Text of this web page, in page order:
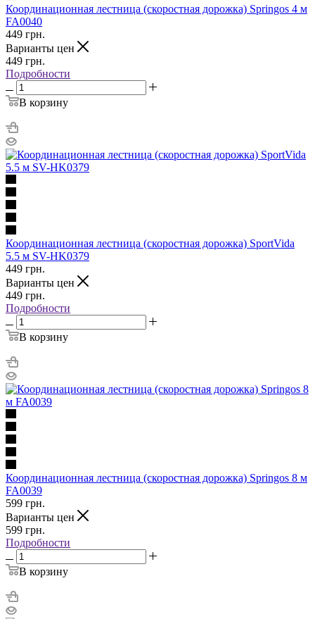
Координационная лестница (скоростная дорожка) Springos 4 м
FA0040
449 грн.
Варианты цен
449 грн.
Подробности
В корзину
Координационная лестница (скоростная дорожка) SportVida
5.5 м SV-HK0379
449 грн.
Варианты цен
449 грн.
Подробности
В корзину
Координационная лестница (скоростная дорожка) Springos 8 м
FA0039
599 грн.
Варианты цен
599 грн.
Подробности
В корзину